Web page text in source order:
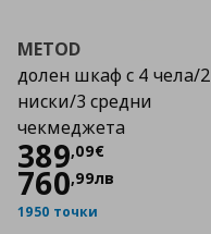
METOD
долен шкаф с 4 чела/2
ниски/3 средни
чекмеджета
389,09€
Цена
760,99лв
1950 точки